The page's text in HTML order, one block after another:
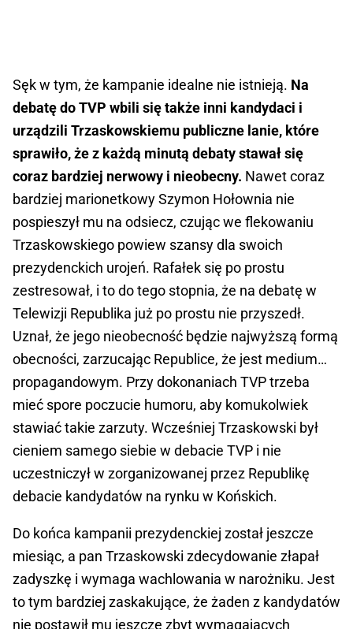
Sęk w tym, że kampanie idealne nie istnieją. Na
debatę do TVP wbili się także inni kandydaci i
urządzili Trzaskowskiemu publiczne lanie, które
sprawiło, że z każdą minutą debaty stawał się
coraz bardziej nerwowy i nieobecny. Nawet coraz
bardziej marionetkowy Szymon Hołownia nie
pospieszył mu na odsiecz, czując we flekowaniu
Trzaskowskiego powiew szansy dla swoich
prezydenckich urojeń. Rafałek się po prostu
zestresował, i to do tego stopnia, że na debatę w
Telewizji Republika już po prostu nie przyszedł.
Uznał, że jego nieobecność będzie najwyższą formą
obecności, zarzucając Republice, że jest medium…
propagandowym. Przy dokonaniach TVP trzeba
mieć spore poczucie humoru, aby komukolwiek
stawiać takie zarzuty. Wcześniej Trzaskowski był
cieniem samego siebie w debacie TVP i nie
uczestniczył w zorganizowanej przez Republikę
debacie kandydatów na rynku w Końskich.
Do końca kampanii prezydenckiej został jeszcze
miesiąc, a pan Trzaskowski zdecydowanie złapał
zadyszkę i wymaga wachlowania w narożniku. Jest
to tym bardziej zaskakujące, że żaden z kandydatów
nie postawił mu jeszcze zbyt wymagających